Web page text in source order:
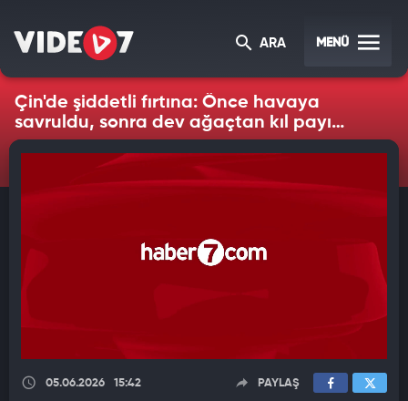
ARA MENÜ
Çin'de şiddetli fırtına: Önce havaya
savruldu, sonra dev ağaçtan kıl payı
kurtuldu!
05.06.2026 15:42 PAYLAŞ